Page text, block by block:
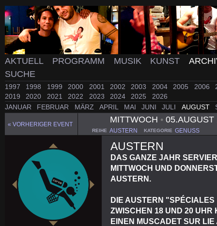
AKTUELL PROGRAMM MUSIK KUNST
SUCHE
1997 1998 1999 2000 2001 2002 2003 2004 2005 2006
2019
2020 2021 2022 2023 2024 2025
2026
JANUAR
FEBRUAR MÄRZ APRIL MAI JUNI JULI AUGUST
« VORHERIGER EVENT
MITTWOCH •05.AUGUST
REIHE AUSTERN KATEGORIE GENUSS
AUSTERN
DAS GANZE JAHR
MITTWOCH UND
AUSTERN.
DIE AUSTERN
ZWISCHEN 18 UND 20
EINEN MUSCADET SUR